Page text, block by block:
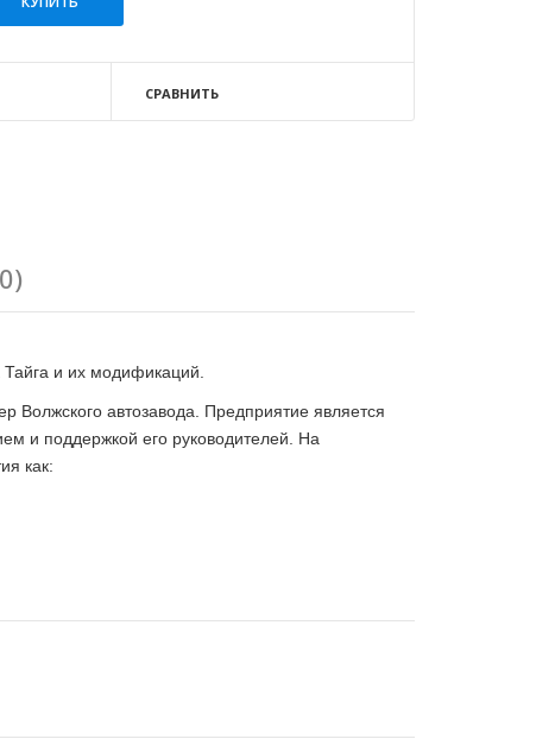
СРАВНИТЬ
и их модификаций.
автозавода. Предприятие является
и поддержкой его руководителей. На
как: